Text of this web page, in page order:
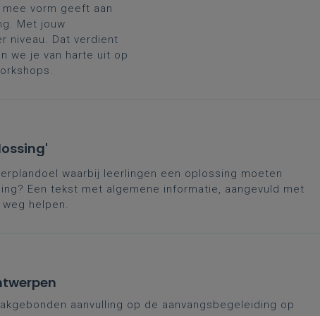
vorm geeft aan
Met jouw
niveau. Dat verdient
we je van harte uit op
waarbij leerlingen een oplossing moeten
Een tekst met algemene informatie, aangevuld met
helpen.
aanvulling op de aanvangsbegeleiding op